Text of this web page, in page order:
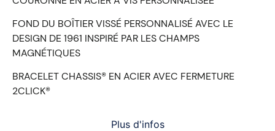
Plus d'infos
FOND DU BOÎTIER VISSÉ PERSONNALISÉ AVEC LE
DESIGN DE 1961 INSPIRÉ PAR LES CHAMPS
MAGNÉTIQUES
BRACELET CHASSIS® EN ACIER AVEC FERMETURE
2CLICK®